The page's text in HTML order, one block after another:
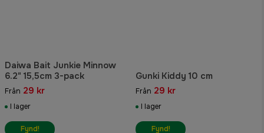
Daiwa Bait Junkie Minnow
6.2" 15,5cm 3-pack
Från 29 kr
I lager
Gunki Kiddy 10 cm
Från 29 kr
I lager
Fynd! Fynd!